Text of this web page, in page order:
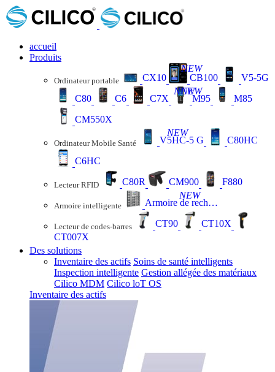
accueil
Produits
Ordinateur portable CX10 CB100
NEW
V5-5G
NEW
C80 C6 C7X M95
NEW
M85
CM550X
Ordinateur Mobile Santé V5HC-5 G
NEW
C80HC
C6HC
Lecteur RFID C80R CM900 F880
Armoire intelligente Armoire de recharge
NEW
Lecteur de codes-barres CT90
CT10X
CT007X
Des solutions
Inventaire des actifs Soins de santé intelligents
Inspection intelligente Gestion allégée des matériaux
Cilico MDM Cilico loT OS
Inventaire des actifs